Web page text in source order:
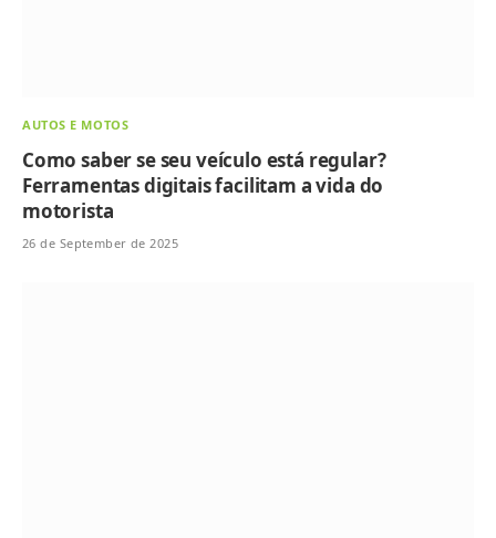
AUTOS E MOTOS
Como saber se seu veículo está regular?
Ferramentas digitais facilitam a vida do
motorista
26 de September de 2025